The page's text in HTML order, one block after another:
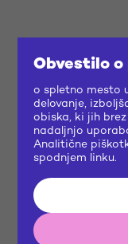
Obvestilo
o spletno mesto
delovanje,
obiska, ki jih
nadaljnjo
Analitične
spodnjem linku.